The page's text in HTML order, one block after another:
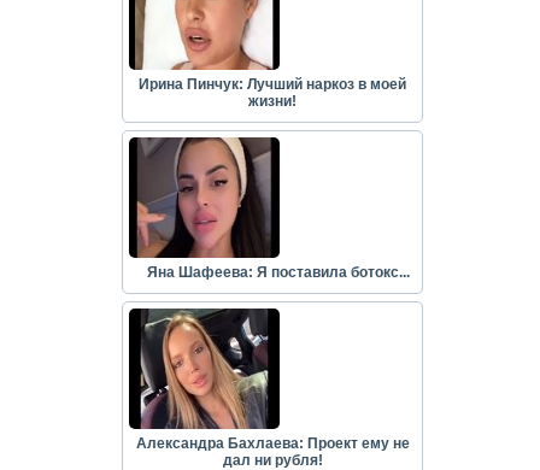
Ирина Пинчук: Лучший наркоз в моей
жизни!
Яна Шафеева: Я поставила ботокс...
Александра Бахлаева: Проект ему не
дал ни рубля!